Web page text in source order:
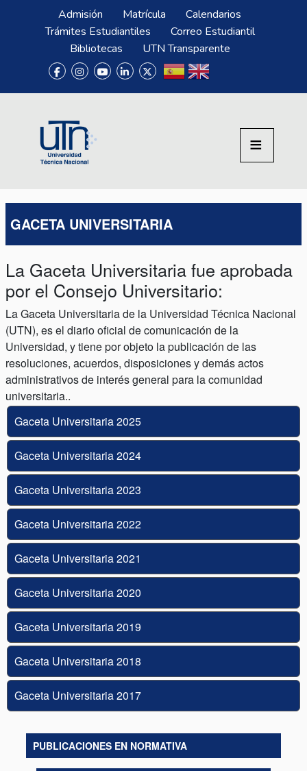
Pasar al contenido principal
Menú SuperiorAdmisión Matrícula
Calendarios
Trámites Estudiantiles
Correo Estudiantil
Bibliotecas
UTN Transparente
GACETA UNIVERSITARIA
La Gaceta Universitaria fue aprobada
por el Consejo Universitario:
La Gaceta Universitaria de la Universidad Técnica Nacional
(UTN), es el diario oficial de comunicación de la
Universidad, y tiene por objeto la publicación de las
resoluciones, acuerdos, disposiciones y demás actos
administrativos de interés general para la comunidad
universitaria..
Gaceta Universitaria 2025
Gaceta Universitaria 2024
Gaceta Universitaria 2023
Gaceta Universitaria 2022
Gaceta Universitaria 2021
Gaceta Universitaria 2020
Gaceta Universitaria 2019
Gaceta Universitaria 2018
Gaceta Universitaria 2017
PUBLICACIONES EN NORMATIVA